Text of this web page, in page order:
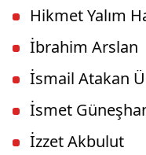
Hikmet Yalım
İbrahim Arslan
İsmail Atakan
İsmet
İzzet Akbulut